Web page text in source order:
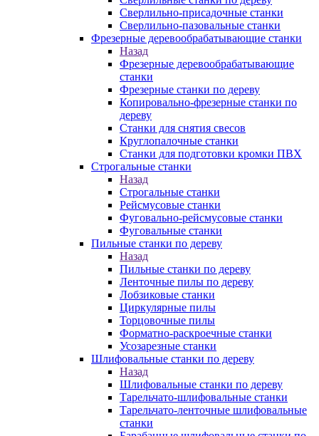
Сверлильно-присадочные станки
Сверлильно-пазовальные станки
Фрезерные деревообрабатывающие станки
Назад
Фрезерные деревообрабатывающие
станки
Фрезерные станки по дереву
Копировально-фрезерные станки по
дереву
Станки для снятия свесов
Круглопалочные станки
Станки для подготовки кромки ПВХ
Строгальные станки
Назад
Строгальные станки
Рейсмусовые станки
Фуговально-рейсмусовые станки
Фуговальные станки
Пильные станки по дереву
Назад
Пильные станки по дереву
Ленточные пилы по дереву
Лобзиковые станки
Циркулярные пилы
Торцовочные пилы
Форматно-раскроечные станки
Усозарезные станки
Шлифовальные станки по дереву
Назад
Шлифовальные станки по дереву
Тарельчато-шлифовальные станки
Тарельчато-ленточные шлифовальные
станки